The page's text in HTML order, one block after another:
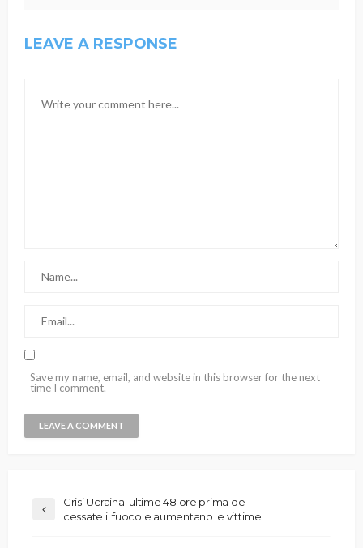
LEAVE A RESPONSE
Save my name, email, and website in this browser for the next
time I comment.
Crisi Ucraina: ultime 48 ore prima del
cessate il fuoco e aumentano le vittime